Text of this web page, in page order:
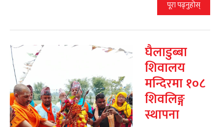
पूरा पढ्नुहोस्
घैलाडुब्बा
शिवालय
मन्दिरमा १०८
शिवलिङ्ग
स्थापना